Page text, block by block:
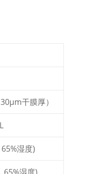
干膜厚）
湿度)